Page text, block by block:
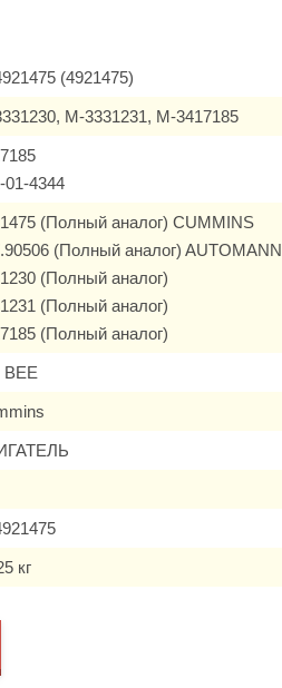
(4921475)
M-3331231, M-3417185
01-4344
(Полный аналог) CUMMINS
(Полный аналог) AUTOMANN
(Полный аналог)
(Полный аналог)
(Полный аналог)
BEE
кг